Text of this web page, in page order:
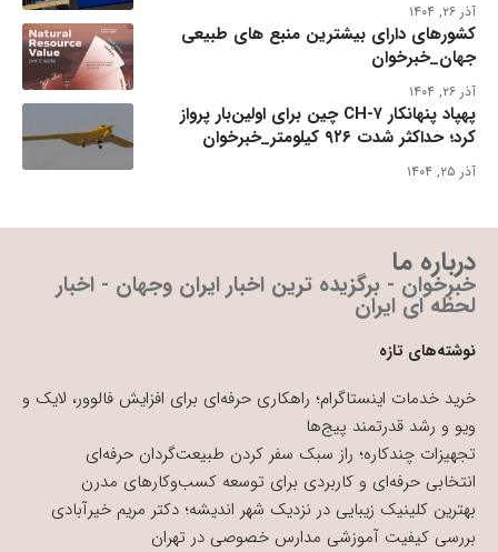
آذر ۲۶, ۱۴۰۴
کشورهای دارای بیشترین منبع های طبیعی
جهان_خبرخوان
آذر ۲۶, ۱۴۰۴
پهپاد پنهانکار CH-۷ چین برای اولین‌بار پرواز
کرد؛ حداکثر شدت ۹۲۶ کیلومتر_خبرخوان
آذر ۲۵, ۱۴۰۴
درباره ما
خبرخوان - برگزیده ترین اخبار ایران وجهان - اخبار
لحظه ای ایران
نوشته‌های تازه
خرید خدمات اینستاگرام؛ راهکاری حرفه‌ای برای افزایش فالوور، لایک و
ویو و رشد قدرتمند پیج‌ها
تجهیزات چندکاره؛ راز سبک سفر کردن طبیعت‌گردان حرفه‌ای
انتخابی حرفه‌ای و کاربردی برای توسعه کسب‌وکارهای مدرن
بهترین کلینیک زیبایی در نزدیک شهر اندیشه؛ دکتر مریم خیرآبادی
بررسی کیفیت آموزشی مدارس خصوصی در تهران